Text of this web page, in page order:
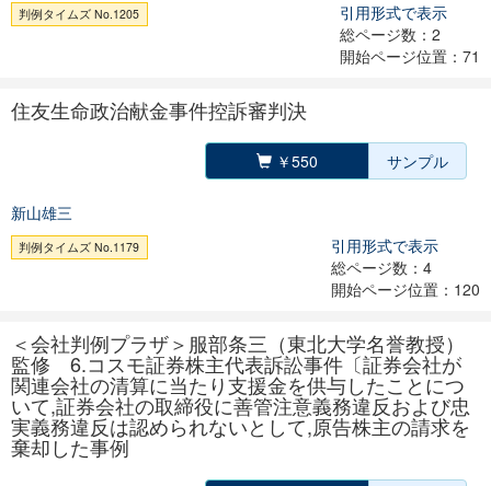
判例タイムズ No.1205
引用形式で表示
総ページ数：2
開始ページ位置：71
住友生命政治献金事件控訴審判決
￥550 サンプル
新山雄三
判例タイムズ No.1179
引用形式で表示
総ページ数：4
開始ページ位置：120
＜会社判例プラザ＞服部条三（東北大学名誉教授）
監修 6.コスモ証券株主代表訴訟事件〔証券会社が
関連会社の清算に当たり支援金を供与したことにつ
いて,証券会社の取締役に善管注意義務違反および忠
実義務違反は認められないとして,原告株主の請求を
棄却した事例